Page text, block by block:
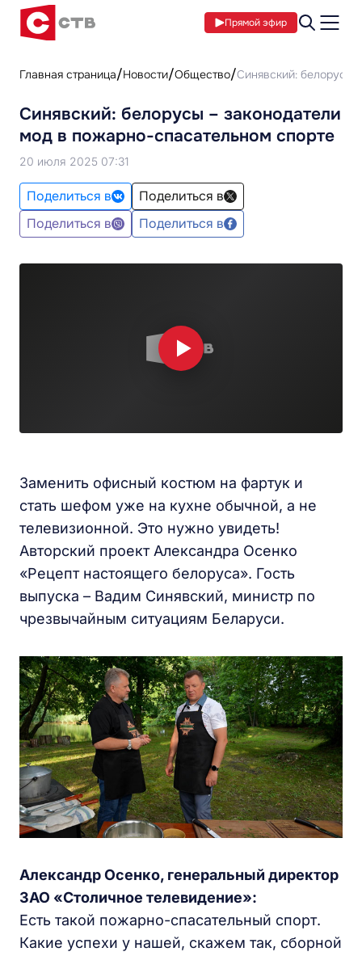
Прямой эфир
Главная страница Новости Общество Синявский: белорусы
Синявский: белорусы – законодатели
мод в пожарно-спасательном спорте
20 июля 2025 07:31
Поделиться в
Поделиться в
Поделиться в
Поделиться в
Заменить офисный костюм на фартук и
стать шефом уже на кухне обычной, а не
телевизионной. Это нужно увидеть!
Авторский проект Александра Осенко
«Рецепт настоящего белоруса». Гость
выпуска – Вадим Синявский, министр по
чрезвычайным ситуациям Беларуси.
Александр Осенко, генеральный директор
ЗАО «Столичное телевидение»:
Есть такой пожарно-спасательный спорт.
Какие успехи у нашей, скажем так, сборной